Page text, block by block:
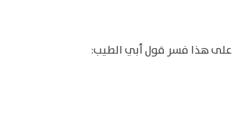
هذا فسر قول أبي الطيب: